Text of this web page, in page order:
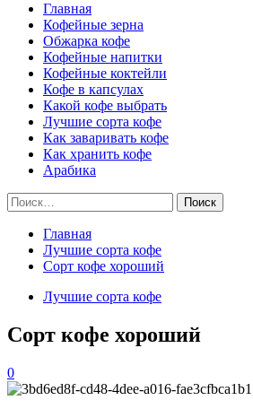
Главная
Кофейные зерна
Обжарка кофе
Кофейные напитки
Кофейные коктейли
Кофе в капсулах
Какой кофе выбрать
Лучшие сорта кофе
Как заваривать кофе
Как хранить кофе
Арабика
Найти:
Главная
Лучшие сорта кофе
Сорт кофе хороший
Лучшие сорта кофе
Сорт кофе хороший
0